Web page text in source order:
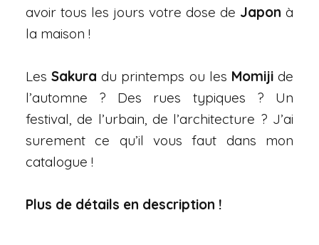
avoir tous les jours votre dose de Japon à
la maison !
LesSakura du printemps ou les Momiji de
l’automne ? Des rues typiques ? Un
festival, de l’urbain, de l’architecture ? J’ai
surement ce qu’il vous faut dans mon
catalogue !
Plus de détails en description !